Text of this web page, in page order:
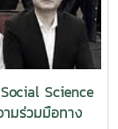
Science
มร่วมมือทาง